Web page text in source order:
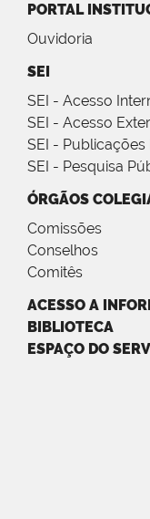
PORTAL
Ouvidoria
SEI
SEI - Acesso
SEI - Acesso
SEI - Publicações
SEI - Pesquisa
ÓRGÃOS
Comissões
Conselhos
Comitês
ACESSO A
BIBLIOTECA
ESPAÇO DO